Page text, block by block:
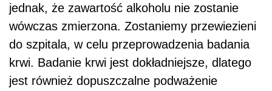
jednak, że zawartość alkoholu nie zostanie
wówczas zmierzona. Zostaniemy przewiezieni
do szpitala, w celu przeprowadzenia badania
krwi. Badanie krwi jest dokładniejsze, dlatego
jest również dopuszczalne podważenie